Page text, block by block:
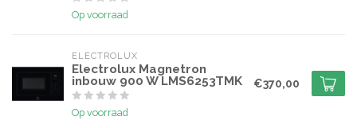
Op voorraad
ELECTROLUX
Electrolux Magnetron
inbouw 900 W LMS6253TMK
Op voorraad
€370,00